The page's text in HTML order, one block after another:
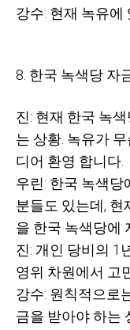
강수: 현재 녹유에
8. 한국 녹색당 자
진: 현재 한국 녹
는 상황. 녹유가
디어 환영 합니다.
우린: 한국 녹색당
분들도 있는데, 현
을 한국 녹색당에
진: 개인 당비의 1
영위 차원에서 고
강수: 원칙적으로
금을 받아야 하는